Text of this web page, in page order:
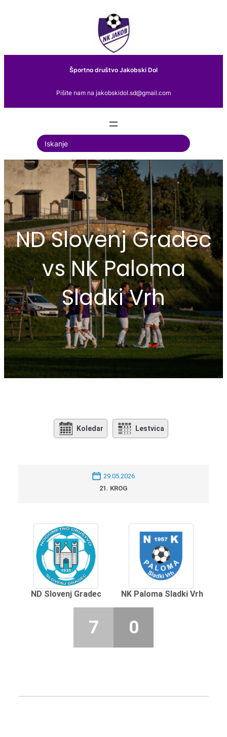
Športno društvo Jakobski Dol
Pišite nam na jakobskidol.sd@gmail.com
S
e
a
r
c
h
ND Slovenj Gradec
vs NK Paloma
Sladki Vrh
Koledar Lestvica
29.05.2026
21. KROG
ND Slovenj Gradec NK Paloma Sladki Vrh
7 0